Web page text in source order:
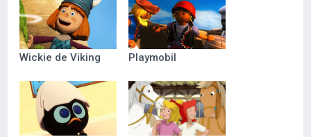
Wickie de Viking Playmobil